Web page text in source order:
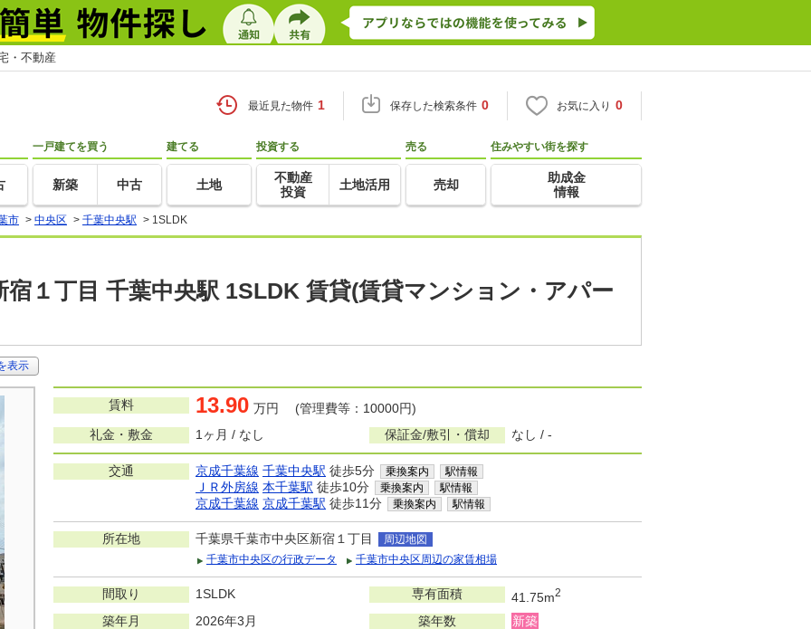
・不動産
最近見た物件 1 保存した検索条件 0 お気に入り 0
一戸建てを買う
新築 中古
建てる
土地
投資する
不動産
投資
土地活用
売る
売却
住みやすい街を探す
助成金
情報
市 > 中央区 > 千葉中央駅 > 1SLDK
宿１丁目 千葉中央駅 1SLDK 賃貸(賃貸マンション・アパー
表示
賃料 13.90 万円 (管理費等：10000円)
礼金・敷金
1ヶ月 / なし 保証金/敷引・償却 なし / -
交通 京成千葉線 千葉中央駅 徒歩5分 乗換案内 駅情報
ＪＲ外房線 本千葉駅 徒歩10分 乗換案内 駅情報
京成千葉線 京成千葉駅 徒歩11分 乗換案内 駅情報
所在地 千葉県千葉市中央区新宿１丁目
周辺地図
千葉市中央区の行政データ
千葉市中央区周辺の家賃相場
間取り 1SLDK 専有面積 41.75m2
築年月 2026年3月 築年数 新築